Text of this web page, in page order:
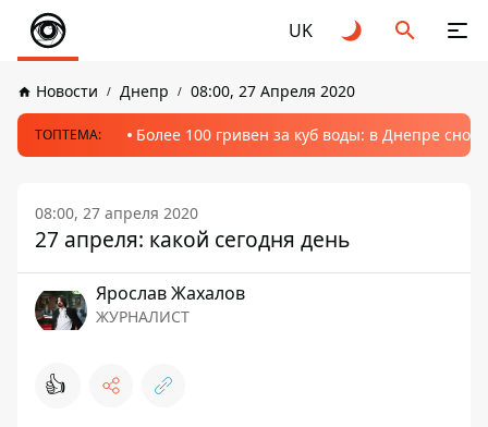
UK
Новости Днепр 08:00, 27 Апреля 2020
ТОПТЕМА: Более 100 гривен за куб воды: в Днепре
08:00, 27 апреля 2020
27 апреля: какой сегодня день
Ярослав Жахалов
ЖУРНАЛИСТ
👍